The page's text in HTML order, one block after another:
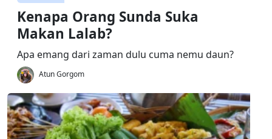
Kenapa Orang Sunda Suka
Makan Lalab?
Apa emang dari zaman dulu cuma nemu daun?
Atun Gorgom